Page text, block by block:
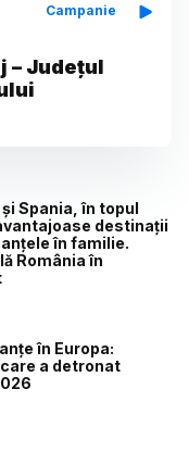
Campanie
– Județul
Spania, în topul
destinații
în familie.
România în
în Europa:
a detronat